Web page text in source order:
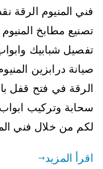
فني المنيوم الرقة
تصنيع مطابخ
تفصيل شبابيك
صيانة درابزين
الرقة في فتح قفل
سحابة وتركيب ابواب
لكم من خلال فني
اقرأ المزيد